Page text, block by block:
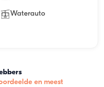
Waterauto
en meest